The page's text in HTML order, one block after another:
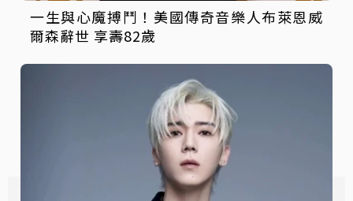
一生與心魔搏鬥！美國傳奇音樂人布萊恩威
爾森辭世 享壽82歲